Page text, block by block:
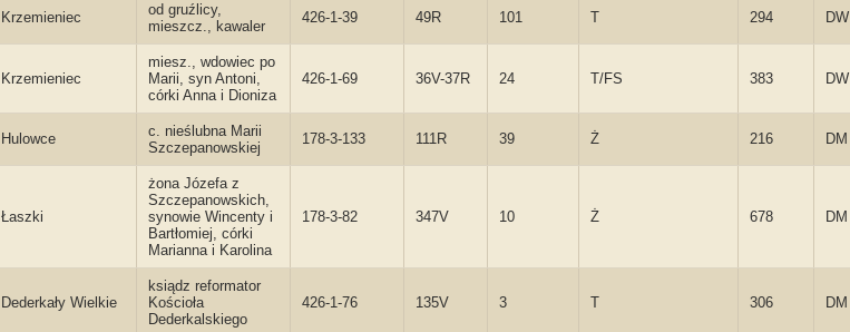
Krzemieniec
od gruźlicy,
mieszcz., kawaler
426-1-39 49R 101 T 294 DW
Krzemieniec
miesz., wdowiec po
Marii, syn Antoni,
córki Anna i Dioniza
426-1-69 36V-37R 24 T/FS 383 DW
Hulowce
c. nieślubna Marii
Szczepanowskiej
178-3-133 111R 39 Ż 216 DM
Łaszki
żona Józefa z
Szczepanowskich,
synowie Wincenty i
Bartłomiej, córki
Marianna i Karolina
178-3-82 347V 10 Ż 678 DM
Dederkały Wielkie
ksiądz reformator
Kościoła
Dederkalskiego
426-1-76 135V 3 T 306 DM